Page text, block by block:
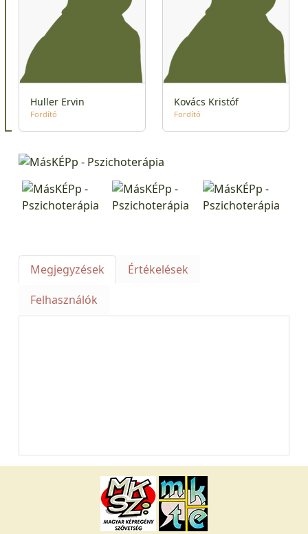
Huller Ervin
Fordító
Kovács Kristóf
Fordító
Megjegyzések
Értékelések
Felhasználók